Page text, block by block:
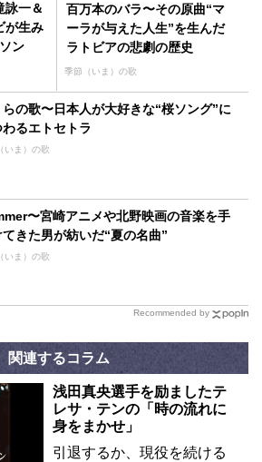
詠一＆
が生み
ン
百万本のバラ〜その原曲“マ
ーラが与えた人生”を生んだ
ラトビアの悲劇の歴史
季節（いま）の歌
らの歌〜日本人が大好きな“桜ソング”に
わるエトセトラ
いま）の歌
〜宮崎アニメや北野映画の音楽を手
きた男が紡いだ“夏の名曲”
いま）の歌
Recommended by
関連するコラム
浅田真央選手を励ましたテ
レサ・テンの「時の流れに
身をまかせ」
引退するか、現役を続ける